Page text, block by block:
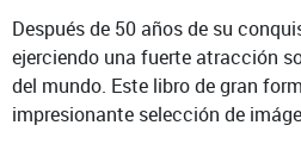
Después de 50 años de su
ejerciendo una fuerte atracción
del mundo. Este libro de gran
impresionante selección de